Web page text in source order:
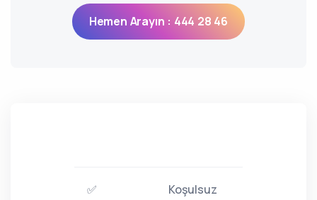
Hemen Arayın : 444 28 46
✅
Koşulsuz